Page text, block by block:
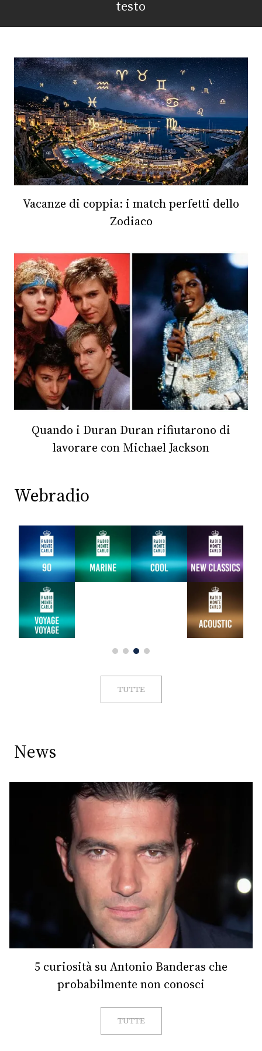
FOTO
CONCORSI
EVENTI
VIDEO
TV
PRINCIPATO
DI
RMC
CONSIGLIA
testo
Vacanze di coppia: i match perfetti dello
Zodiaco
Quando i Duran Duran rifiutarono di
lavorare con Michael Jackson
Webradio
TUTTE
News
5 curiosità su Antonio Banderas che
probabilmente non conosci
TUTTE